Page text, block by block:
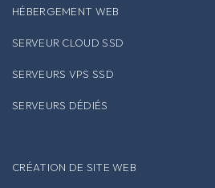
HÉBERGEMENT WEB
SERVEUR CLOUD SSD
SERVEURS VPS SSD
SERVEURS DÉDIÉS
CRÉATION DE SITE WEB